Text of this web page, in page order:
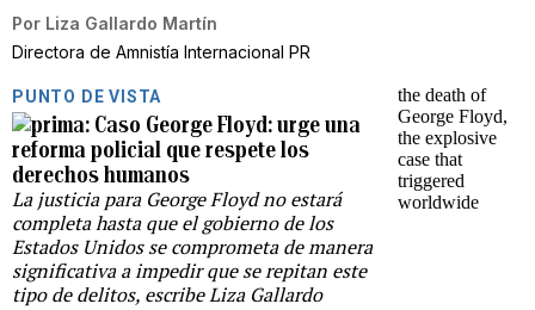
Por Liza Gallardo Martín
Directora de Amnistía Internacional PR
PUNTO DE VISTA
Caso George Floyd: urge una
reforma policial que respete los
derechos humanos
La justicia para George Floyd no estará
completa hasta que el gobierno de los
Estados Unidos se comprometa de manera
significativa a impedir que se repitan este
tipo de delitos, escribe Liza Gallardo